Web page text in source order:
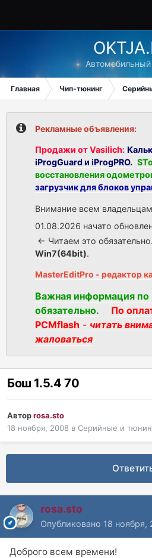
Автомобильный
Главная Чип-тюнинг
Рекламные объявления:
Продажи от Vasilich:
iProgGuard и iProgPRO.
восстановления
загрузчик для блоков
Внимание всем
01.08.2026 начато
<- Читаем это обязательно.
Win7(64bit).
MasterEditPro - редактор
Важная информация по
обязательно.
По
PCMflash - читать
жаловаться
Бош 1.5.4 70
Авторrosa.sto
18 ноября, 2008 в Серийные и
rosa.sto
Опубликовано 18 ноября,
Доброго всем времени!